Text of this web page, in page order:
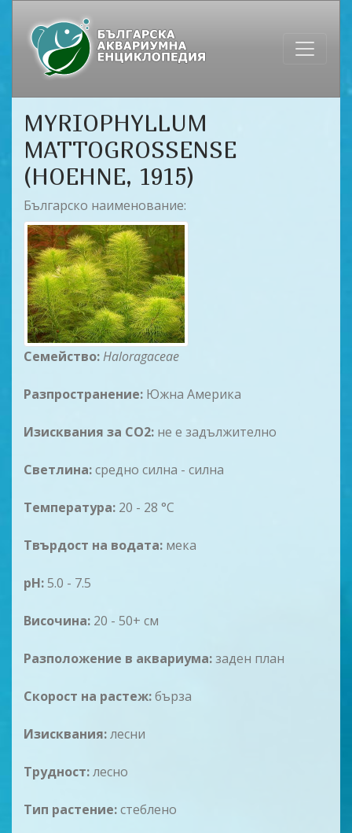
MYRIOPHYLLUM
MATTOGROSSENSE
(HOEHNE, 1915)
Българско наименование:
Семейство:Haloragaceae
Разпространение: Южна Америка
Изисквания за CO2: не е задължително
Светлина:средно силна - силна
Температура: 20 - 28 °C
Твърдост на водата: мека
pH:5.0 - 7.5
Височина: 20 - 50+ см
Разположение в аквариума: заден план
Скорост на рaстеж:бърза
Изисквания:лесни
Трудност:лесно
Тип растение:стеблено